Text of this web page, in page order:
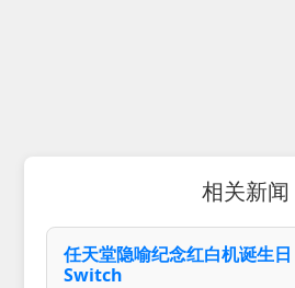
相关新闻
任天堂隐喻纪念红白机诞生
Switch